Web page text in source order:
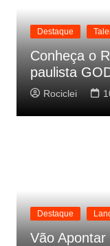
Destaque
Conheça o
paulista
Rociclei
Destaque
Vão